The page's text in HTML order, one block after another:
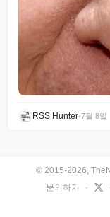
RSS Hunter•7월 8일
© 2015-2026,
문의하기
·